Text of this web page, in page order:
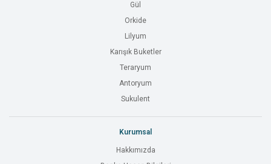
Gül
Orkide
Lilyum
Karışık Buketler
Teraryum
Antoryum
Sukulent
Kurumsal
Hakkımızda